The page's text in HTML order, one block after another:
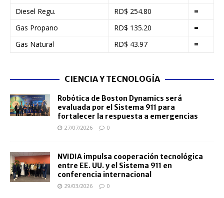
Diesel Regu.
RD$ 254.80
=
Gas Propano
RD$ 135.20
=
Gas Natural
RD$ 43.97 =
CIENCIA Y TECNOLOGÍA
Robótica de Boston Dynamics será
evaluada por el Sistema 911 para
fortalecer la respuesta a emergencias
27/07/2026 0
NVIDIA impulsa cooperación tecnológica
entre EE. UU. y el Sistema 911 en
conferencia internacional
29/03/2026 0